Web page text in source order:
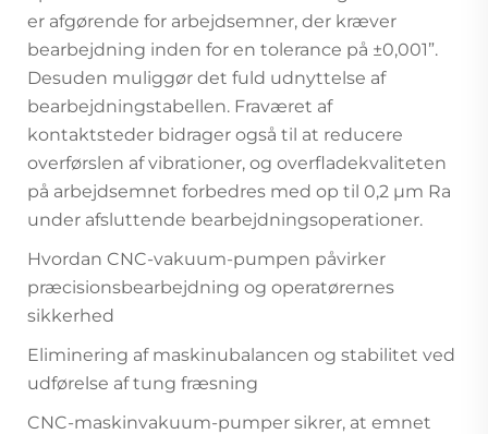
er afgørende for arbejdsemner, der kræver
bearbejdning inden for en tolerance på ±0,001”.
Desuden muliggør det fuld udnyttelse af
bearbejdningstabellen. Fraværet af
kontaktsteder bidrager også til at reducere
overførslen af vibrationer, og overfladekvaliteten
på arbejdsemnet forbedres med op til 0,2 µm Ra
under afsluttende bearbejdningsoperationer.
Hvordan CNC-vakuum-pumpen påvirker
præcisionsbearbejdning og operatørernes
sikkerhed
Eliminering af maskinubalancen og stabilitet ved
udførelse af tung fræsning
CNC-maskinvakuum-pumper sikrer, at emnet